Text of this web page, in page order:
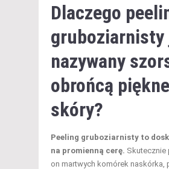
Dlaczego
nazywany
obrońcą
skóry?
Peeling gruboziarnisty to
na promienną cerę. Skutecznie
on martwych komórek naskórka,